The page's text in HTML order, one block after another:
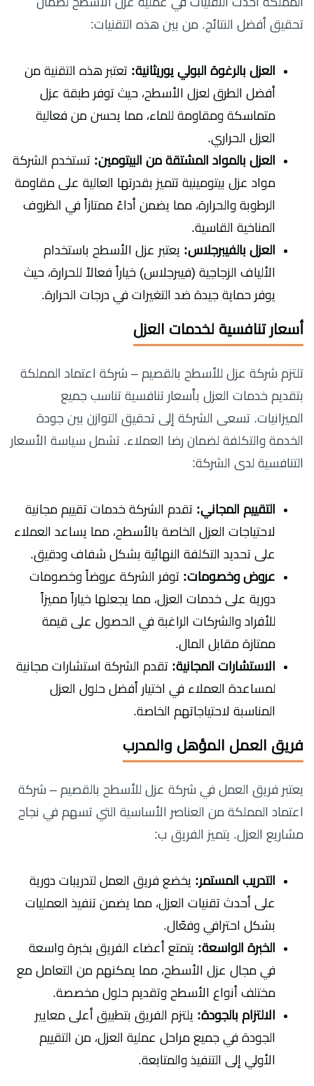
تحقيق أفضل النتائج. من بين هذه التقنيات:
العزل بالرغوة البولي يوريثانية: تعتبر هذه التقنية من
أفضل الطرق لعزل الأسطح، حيث توفر طبقة عزل
متماسكة ومقاومة للماء، مما يحسن من فعالية
العزل الحراري.
العزل بالمواد المشتقة من البيتومين: تستخدم الشركة
مواد عزل بيتومينية تتميز بقدرتها العالية على مقاومة
الرطوبة والحرارة، مما يضمن أداءً ممتازاً في الظروف
المناخية القاسية.
العزل بالفيبرجلاس: يعتبر عزل الأسطح باستخدام
الألياف الزجاجية (فيبرجلاس) خياراً فعالاً للحرارة، حيث
يوفر حماية جيدة ضد التغيرات في درجات الحرارة.
أسعار تنافسية لخدمات العزل
تلتزم شركة عزل للأسطح بالقصيم – شركة اعتماد المملكة
بتقديم خدمات العزل بأسعار تنافسية تناسب جميع
الميزانيات. تسعى الشركة إلى تحقيق التوازن بين جودة
الخدمة والتكلفة لضمان رضا العملاء. تشمل سياسة الأسعار
التنافسية لدى الشركة:
التقييم المجاني: تقدم الشركة خدمات تقييم مجانية
لاحتياجات العزل الخاصة بالأسطح، مما يساعد العملاء
على تحديد التكلفة النهائية بشكل شفاف ودقيق.
عروض وخصومات: توفر الشركة عروضاً وخصومات
دورية على خدمات العزل، مما يجعلها خياراً مميزاً
للأفراد والشركات الراغبة في الحصول على قيمة
ممتازة مقابل المال.
الاستشارات المجانية: تقدم الشركة استشارات مجانية
لمساعدة العملاء في اختيار أفضل حلول العزل
المناسبة لاحتياجاتهم الخاصة.
فريق العمل المؤهل والمدرب
يعتبر فريق العمل في شركة عزل للأسطح بالقصيم – شركة
اعتماد المملكة من العناصر الأساسية التي تسهم في نجاح
مشاريع العزل. يتميز الفريق ب:
التدريب المستمر: يخضع فريق العمل لتدريبات دورية
على أحدث تقنيات العزل، مما يضمن تنفيذ العمليات
بشكل احترافي وفعّال.
الخبرة الواسعة: يتمتع أعضاء الفريق بخبرة واسعة
في مجال عزل الأسطح، مما يمكنهم من التعامل مع
مختلف أنواع الأسطح وتقديم حلول مخصصة.
الالتزام بالجودة: يلتزم الفريق بتطبيق أعلى معايير
الجودة في جميع مراحل عملية العزل، من التقييم
الأولي إلى التنفيذ والمتابعة.